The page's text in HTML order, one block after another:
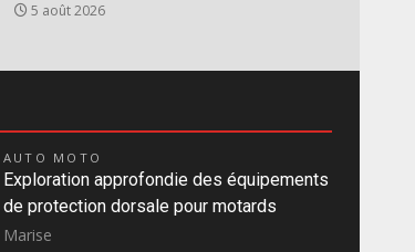
5 août 2026
AUTO MOTO
Exploration approfondie des équipements
de protection dorsale pour motards
Marise